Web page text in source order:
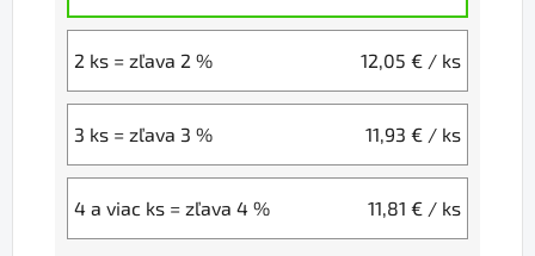
2 ks = zľava 2 % 12,05 € / ks
3 ks = zľava 3 % 11,93 € / ks
4 a viac ks = zľava 4 % 11,81 € / ks